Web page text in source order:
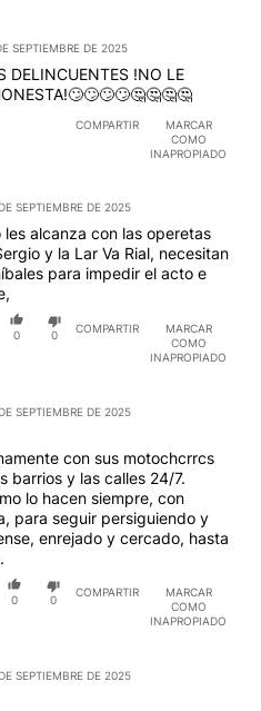
SEPTIEMBRE DE 2025
DELINCUENTES !NO LE
COMPARTIR
MARCAR
COMO
INAPROPIADO
SEPTIEMBRE DE 2025
les alcanza con las operetas
y la Lar Va Rial, necesitan
para impedir el acto e
0 0
COMPARTIR
MARCAR
COMO
INAPROPIADO
SEPTIEMBRE DE 2025
con sus motochcrrcs
barrios y las calles 24/7.
lo hacen siempre, con
para seguir persiguiendo y
enrejado y cercado, hasta
0 0
COMPARTIR
MARCAR
COMO
INAPROPIADO
SEPTIEMBRE DE 2025